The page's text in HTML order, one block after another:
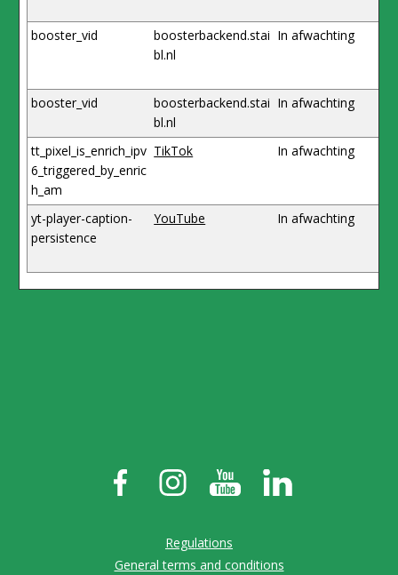
booster_vid
boosterbackend.stai
bl.nl
In afwachting
booster_vid
boosterbackend.stai
bl.nl
In afwachting
tt_pixel_is_enrich_ipv
6_triggered_by_enric
h_am
TikTok In afwachting
yt-player-caption-
persistence
YouTube In afwachting
Regulations
General terms and conditions